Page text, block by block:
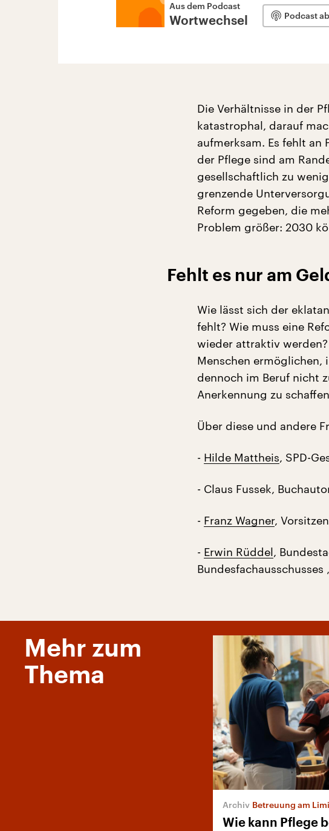
Aus dem Podcast
Wortwechsel Podcast
Die Verhältnisse in der
katastrophal, darauf
aufmerksam. Es fehlt an
der Pflege sind am
gesellschaftlich zu
grenzende
Reform gegeben, die
Problem größer: 2030
Fehlt es nur am
Wie lässt sich der
fehlt? Wie muss eine
wieder attraktiv
Menschen ermöglichen,
dennoch im Beruf nicht
Anerkennung zu
Über diese und andere
- Hilde Mattheis, SPD-
- Claus Fussek,
- Franz Wagner,
- Erwin Rüddel,
Bundesfachausschusses
Mehr zum
Thema
Betreuung am
Wie kann Pflege